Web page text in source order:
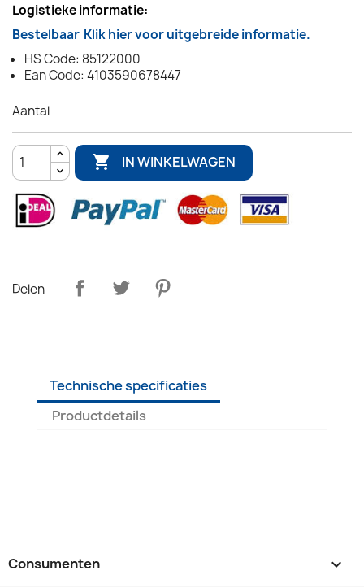
Logistieke informatie:
Bestelbaar Klik hier voor uitgebreide informatie.
HS Code: 85122000
Ean Code: 4103590678447
Aantal
 IN WINKELWAGEN
Delen
Technische specificaties
Productdetails
Consumenten 